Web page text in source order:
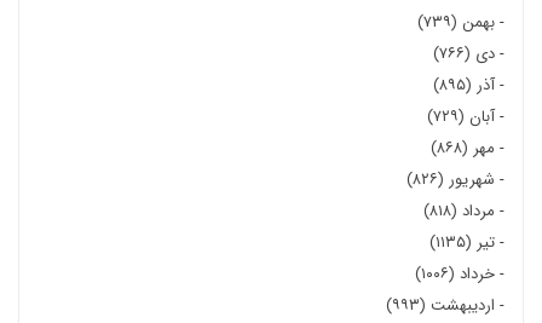
-بهمن (۷۳۹)
-دی (۷۶۶)
-آذر (۸۹۵)
-آبان (۷۲۹)
- مهر (۸۶۸)
- شهریور (۸۲۶)
- مرداد (۸۱۸)
-تیر (۱۱۳۵)
-خرداد (۱۰۰۶)
- اردیبهشت (۹۹۳)